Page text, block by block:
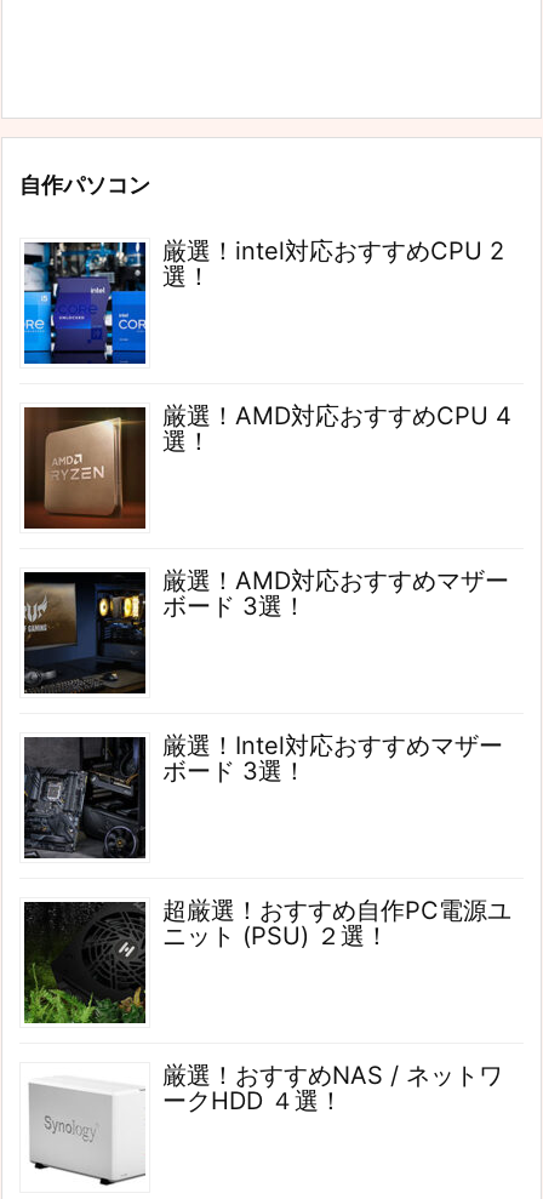
自作パソコン
厳選！intel対応おすすめCPU 2
選！
厳選！AMD対応おすすめCPU 4
選！
厳選！AMD対応おすすめマザー
ボード 3選！
厳選！Intel対応おすすめマザー
ボード 3選！
超厳選！おすすめ自作PC電源ユ
ニット (PSU) ２選！
厳選！おすすめNAS / ネットワ
ークHDD ４選！